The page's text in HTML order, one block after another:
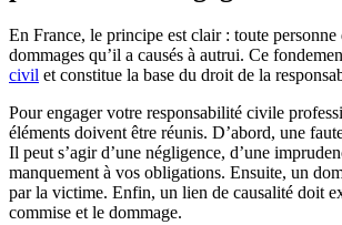
En France, le principe est clair : toute personne
dommages qu’il a causés à autrui. Ce
civil et constitue la base du droit de la
Pour engager votre responsabilité civile
éléments doivent être réunis. D’abord, une
Il peut s’agir d’une négligence, d’une
manquement à vos obligations. Ensuite, un
par la victime. Enfin, un lien de causalité doit
commise et le dommage.